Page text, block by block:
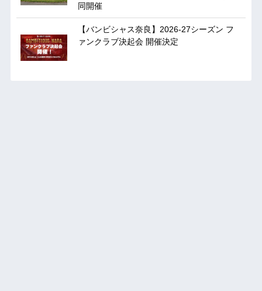
同開催
【バンビシャス奈良】2026-27シーズン フ
ァンクラブ決起会 開催決定